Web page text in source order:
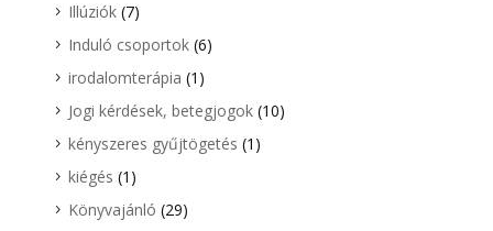
Illúziók(7)
Induló csoportok(6)
irodalomterápia (1)
Jogi kérdések, betegjogok(10)
kényszeres gyűjtögetés (1)
kiégés (1)
Könyvajánló (29)